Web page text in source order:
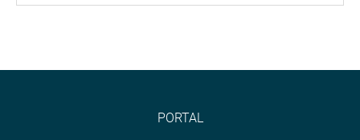
PORTAL